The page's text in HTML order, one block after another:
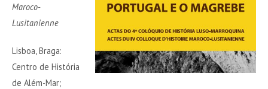
Maroco-
Lusitanienne
Lisboa, Braga:
Centro de História
de Além-Mar;